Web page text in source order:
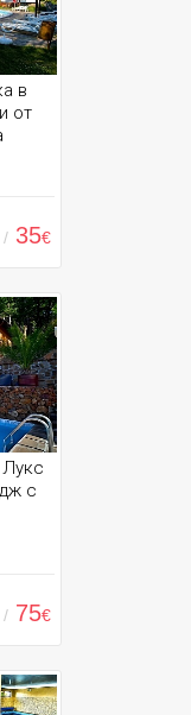
в
от
/ 35€
с
/ 75€